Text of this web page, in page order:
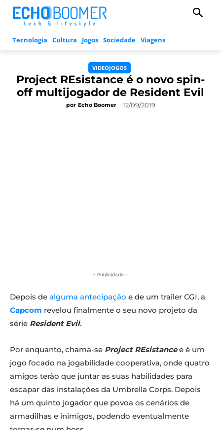
Tecnologia Cultura Jogos Sociedade Viagens
VIDEOJOGOS
Project REsistance é o novo spin-
off multijogador de Resident Evil
por Echo Boomer 12/09/2019
- Publicidade -
Depois de alguma antecipação e de um trailer CGI, a
Capcom revelou finalmente o seu novo projeto da
série Resident Evil.
Por enquanto, chama-se Project REsistancee é um
jogo focado na jogabilidade cooperativa, onde quatro
amigos terão que juntar as suas habilidades para
escapar das instalações da Umbrella Corps. Depois
há um quinto jogador que povoa os cenários de
armadilhas e inimigos, podendo eventualmente